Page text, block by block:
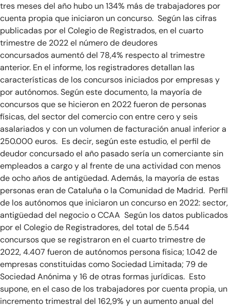
tres meses del año hubo un 134% más de trabajadores por
cuenta propia que iniciaron un concurso. Según las cifras
publicadas por el Colegio de Registrados, en el cuarto
trimestre de 2022 el número de deudores
concursados aumentó del 78,4% respecto al trimestre
anterior. En el informe, los registradores detallan las
características de los concursos iniciados por empresas y
por autónomos. Según este documento, la mayoría de
concursos que se hicieron en 2022 fueron de personas
físicas, del sector del comercio con entre cero y seis
asalariados y con un volumen de facturación anual inferior a
250.000 euros. Es decir, según este estudio, el perfil de
deudor concursado el año pasado sería un comerciante sin
empleados a cargo y al frente de una actividad con menos
de ocho años de antigüedad. Además, la mayoría de estas
personas eran de Cataluña o la Comunidad de Madrid. Perfil
de los autónomos que iniciaron un concurso en 2022: sector,
antigüedad del negocio o CCAA Según los datos publicados
por el Colegio de Registradores, del total de 5.544
concursos que se registraron en el cuarto trimestre de
2022, 4.407 fueron de autónomos persona física; 1.042 de
empresas constituidas como Sociedad Limitada; 79 de
Sociedad Anónima y 16 de otras formas jurídicas. Esto
supone, en el caso de los trabajadores por cuenta propia, un
incremento trimestral del 162,9% y un aumento anual del